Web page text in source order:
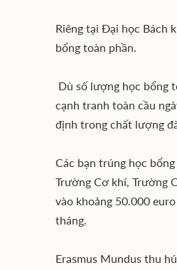
Riêng tại Đại học Bách
bổng toàn phần.
Dù số lượng học bổng
cạnh tranh toàn cầu
định trong chất lượng
Các bạn trúng học
Trường Cơ khí, Trường
vào khoảng 50.000
tháng.
Erasmus Mundus thu